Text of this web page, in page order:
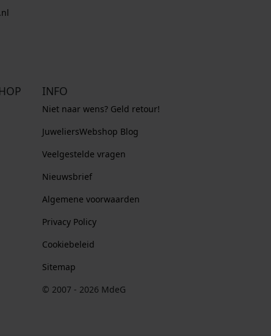
INFO
Niet naar wens? Geld retour!
JuweliersWebshop Blog
Veelgestelde vragen
Nieuwsbrief
Algemene voorwaarden
Privacy Policy
Cookiebeleid
Sitemap
© 2007 - 2026 MdeG